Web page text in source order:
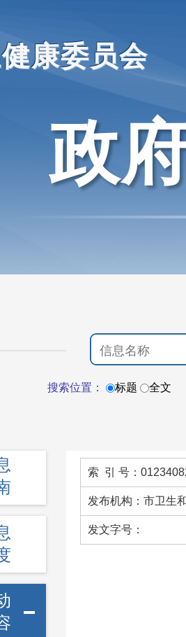
康委员会
政
搜索位置： 标题 全文
索 引 号：
发布机构：市卫生
发文字号：